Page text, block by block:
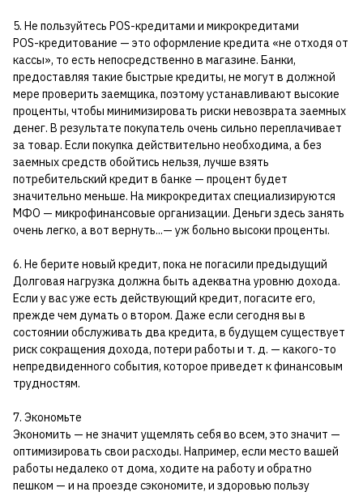
5. Не пользуйтесь POS-кредитами и микрокредитами
POS-кредитование — это оформление кредита «не отходя от
кассы», то есть непосредственно в магазине. Банки,
предоставляя такие быстрые кредиты, не могут в должной
мере проверить заемщика, поэтому устанавливают высокие
проценты, чтобы минимизировать риски невозврата заемных
денег. В результате покупатель очень сильно переплачивает
за товар. Если покупка действительно необходима, а без
заемных средств обойтись нельзя, лучше взять
потребительский кредит в банке — процент будет
значительно меньше. На микрокредитах специализируются
МФО — микрофинансовые организации. Деньги здесь занять
очень легко, а вот вернуть...— уж больно высоки проценты.
6. Не берите новый кредит, пока не погасили предыдущий
Долговая нагрузка должна быть адекватна уровню дохода.
Если у вас уже есть действующий кредит, погасите его,
прежде чем думать о втором. Даже если сегодня вы в
состоянии обслуживать два кредита, в будущем существует
риск сокращения дохода, потери работы и т. д. — какого-то
непредвиденного события, которое приведет к финансовым
трудностям.
7. Экономьте
Экономить — не значит ущемлять себя во всем, это значит —
оптимизировать свои расходы. Например, если место вашей
работы недалеко от дома, ходите на работу и обратно
пешком — и на проезде сэкономите, и здоровью пользу